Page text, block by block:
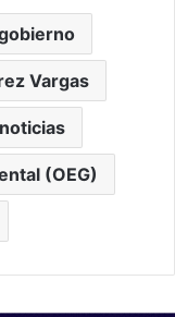
Vargas
(OEG)